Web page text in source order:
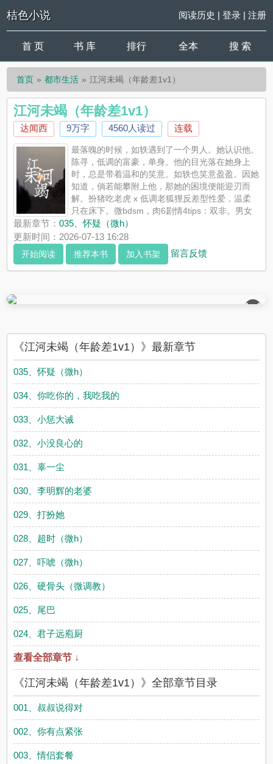
桔色小说 阅读历史 | 登录| 注册
首 页 书 库 排行 全本 搜 索
首页 都市生活 江河未竭（年龄差1v1）
江河未竭（年龄差1v1）
达闻西 9万字 4560人读过 连载
最落魄的时候，如轶遇到了一个男人。她认识他。
陈寻，低调的富豪，单身。他的目光落在她身上
时，总是带着温和的笑意。如轶也笑意盈盈。因她
知道，倘若能攀附上他，那她的困境便能迎刃而
解。扮猪吃老虎 x 低调老狐狸反差型性爱，温柔
只在床下。微bdsm，肉6剧情4tips：双非。男女
主都不是好东西。年龄差十岁。本文未全文囤稿。“我不会放你离
开，直到江河枯竭。”
最新章节：035、怀疑（微h）
更新时间：2026-07-13 16:28
开始阅读 推荐本书 加入书架 留言反馈
��
《江河未竭（年龄差1v1）》最新章节
035、怀疑（微h）
034、你吃你的，我吃我的
033、小惩大诫
032、小没良心的
031、辜一尘
030、李明辉的老婆
029、打扮她
028、超时（微h）
027、吓唬（微h）
026、硬骨头（微调教）
025、尾巴
024、君子远庖厨
查看全部章节 ↓
《江河未竭（年龄差1v1）》全部章节目录
001、叔叔说得对
002、你有点紧张
003、情侣套餐